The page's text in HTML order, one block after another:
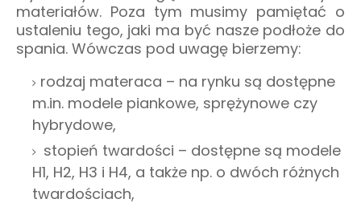
materiałów. Poza tym musimy pamiętać o
ustaleniu tego, jaki ma być nasze podłoże do
spania. Wówczas pod uwagę bierzemy:
rodzaj materaca – na rynku są dostępne
m.in. modele piankowe, sprężynowe czy
hybrydowe,
stopień twardości – dostępne są modele
H1, H2, H3 i H4, a także np. o dwóch różnych
twardościach,